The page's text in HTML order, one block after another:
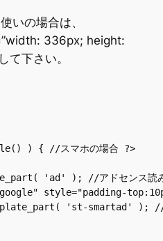
いの場合は、
336px; height:
下さい。
) { //スマホの場合 ?>
'ad' ); //アドセンス読
style="padding-
'st-smartad' ); //